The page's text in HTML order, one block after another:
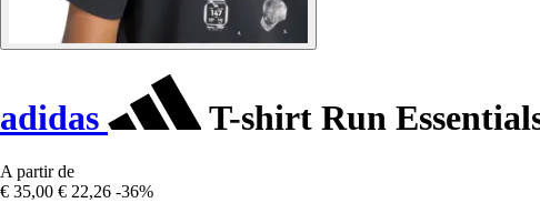
adidas T-shirt Run
A partir de
€ 35,00 € 22,26 -36%